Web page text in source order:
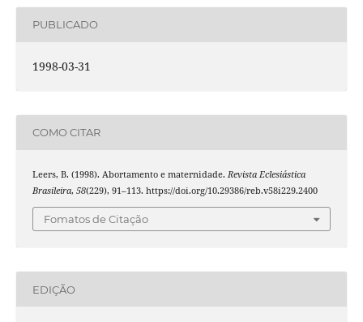
PUBLICADO
1998-03-31
COMO CITAR
Leers, B. (1998). Abortamento e maternidade. Revista Eclesiástica
Brasileira, 58(229), 91–113. https://doi.org/10.29386/reb.v58i229.2400
Fomatos de Citação
EDIÇÃO